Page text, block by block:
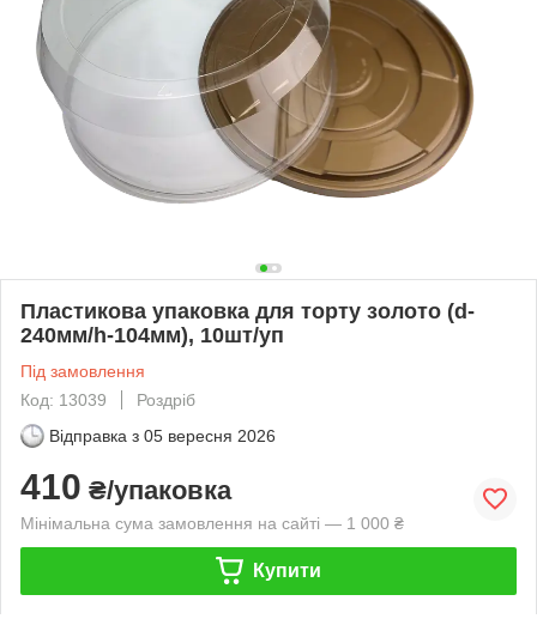
Пластикова упаковка для торту золото (d-
240мм/h-104мм), 10шт/уп
Під замовлення
Код: 13039
Роздріб
Відправка з 05 вересня 2026
410 ₴/упаковка
Мінімальна сума замовлення на сайті — 1 000 ₴
Купити